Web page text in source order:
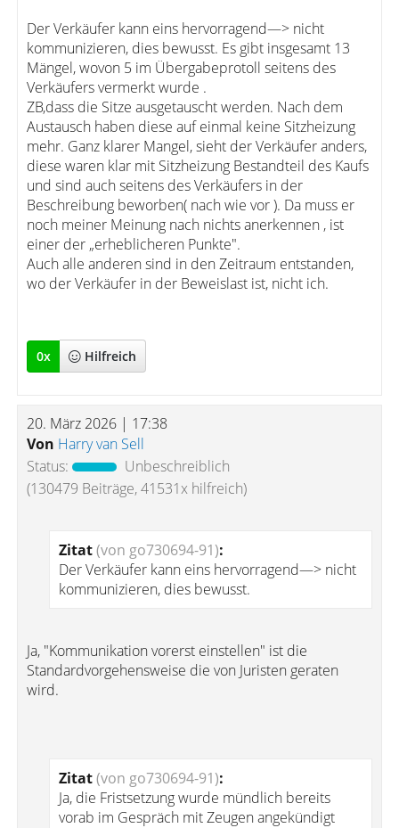
Der Verkäufer kann eins hervorragend—> nicht
kommunizieren, dies bewusst. Es gibt insgesamt 13
Mängel, wovon 5 im Übergabeprotoll seitens des
Verkäufers vermerkt wurde .
ZB,dass die Sitze ausgetauscht werden. Nach dem
Austausch haben diese auf einmal keine Sitzheizung
mehr. Ganz klarer Mangel, sieht der Verkäufer anders,
diese waren klar mit Sitzheizung Bestandteil des Kaufs
und sind auch seitens des Verkäufers in der
Beschreibung beworben( nach wie vor ). Da muss er
noch meiner Meinung nach nichts anerkennen , ist
einer der „erheblicheren Punkte".
Auch alle anderen sind in den Zeitraum entstanden,
wo der Verkäufer in der Beweislast ist, nicht ich.
0x Hilfreich
20. März 2026 | 17:38
Von Harry van Sell
Status:
Unbeschreiblich
(130479 Beiträge, 41531x hilfreich)
Zitat(von go730694-91):
Der Verkäufer kann eins hervorragend—> nicht
kommunizieren, dies bewusst.
Ja, "Kommunikation vorerst einstellen" ist die
Standardvorgehensweise die von Juristen geraten
wird.
Zitat(von go730694-91):
Ja, die Fristsetzung wurde mündlich bereits
vorab im Gespräch mit Zeugen angekündigt